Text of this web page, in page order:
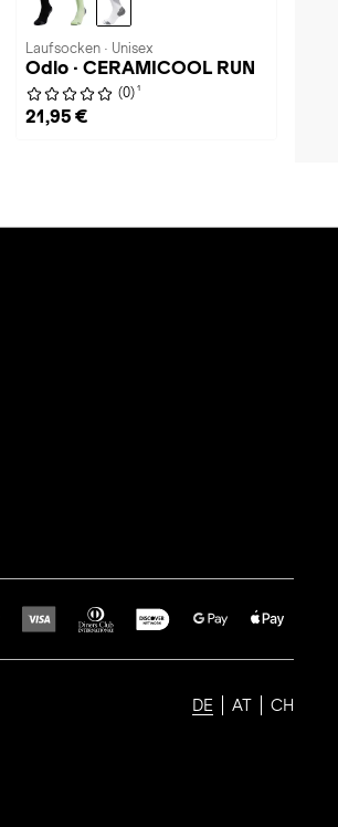
Laufsocken · Unisex
Odlo · CERAMICOOL RUN
(0) 1
21,95 €
DE AT CH